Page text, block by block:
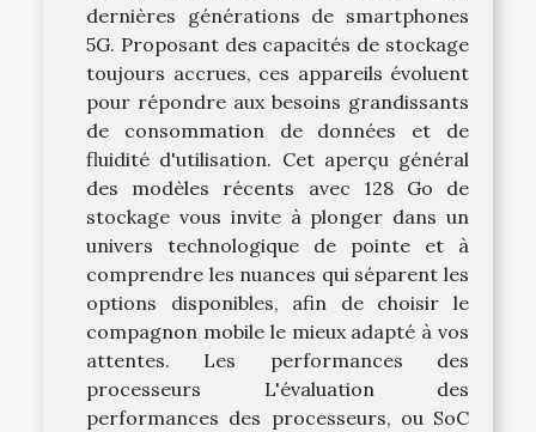
dernières générations de smartphones
5G. Proposant des capacités de stockage
toujours accrues, ces appareils évoluent
pour répondre aux besoins grandissants
de consommation de données et de
fluidité d'utilisation. Cet aperçu général
des modèles récents avec 128 Go de
stockage vous invite à plonger dans un
univers technologique de pointe et à
comprendre les nuances qui séparent les
options disponibles, afin de choisir le
compagnon mobile le mieux adapté à vos
attentes. Les performances des
processeurs L'évaluation des
performances des processeurs, ou SoC